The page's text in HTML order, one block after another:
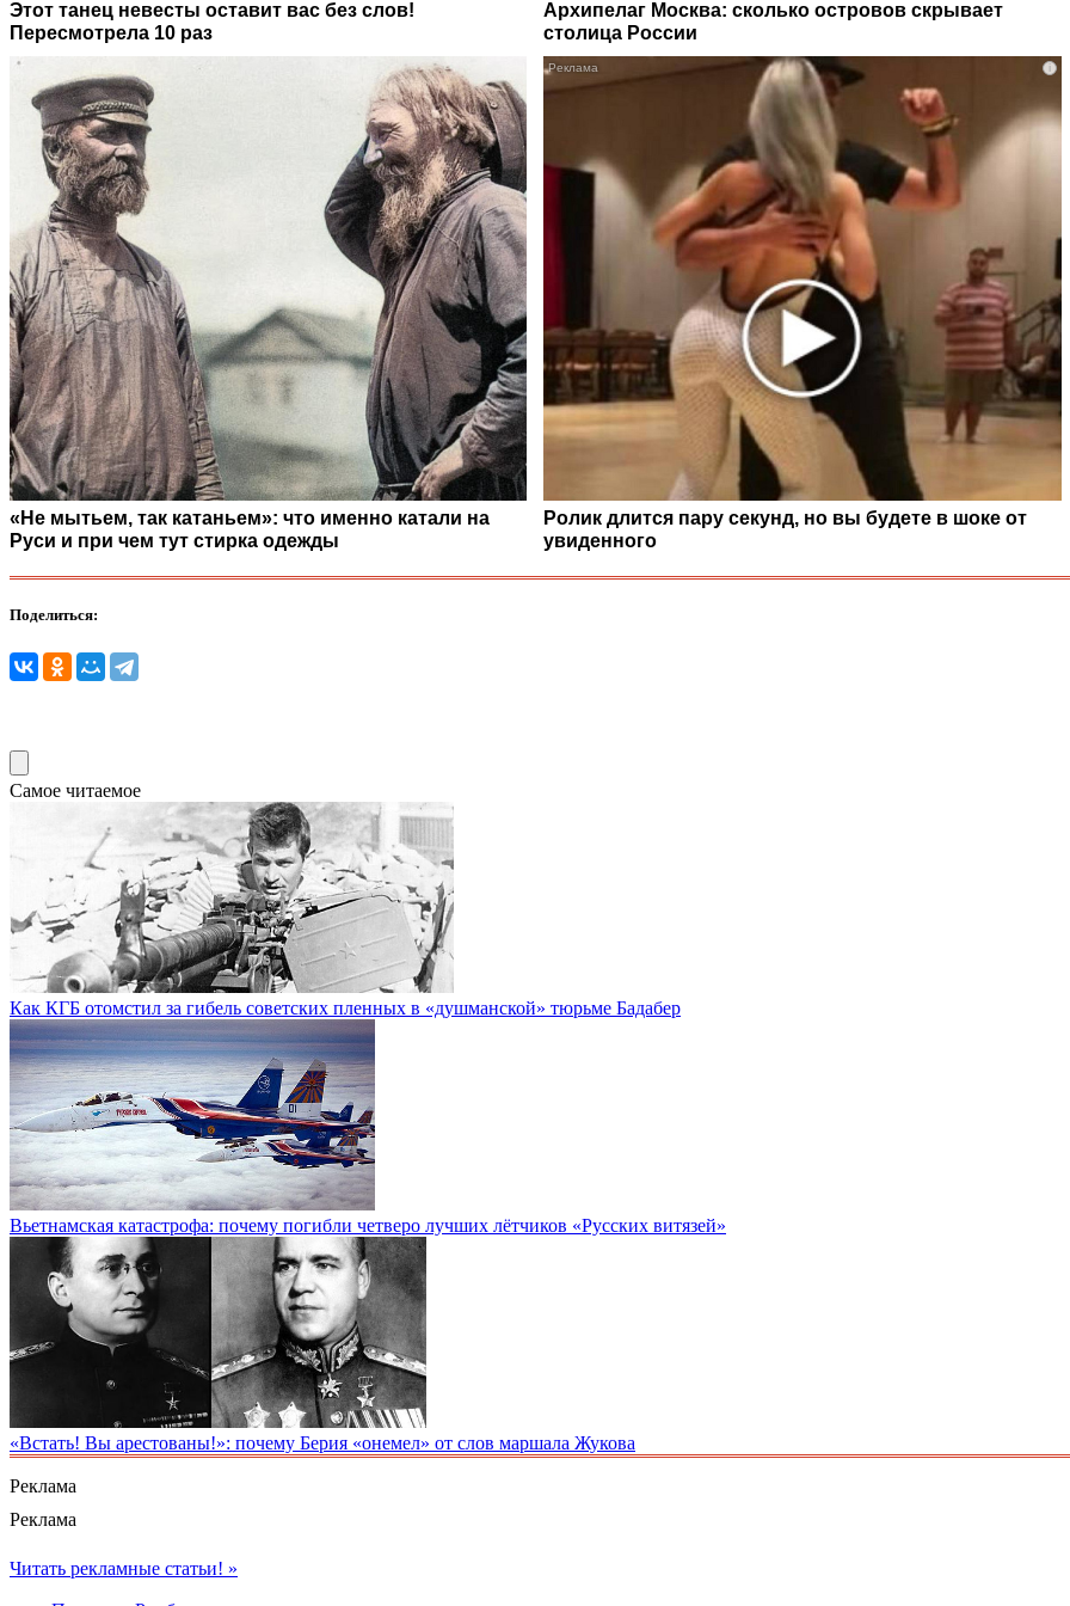
Этот танец невесты оставит вас без слов!
Пересмотрела 10 раз
Архипелаг Москва: сколько островов скрывает
столица России
«Не мытьем, так катаньем»: что именно катали на
Руси и при чем тут стирка одежды
i
Ролик длится пару секунд, но вы будете в шоке от
увиденного
Поделиться:
Самое читаемое
Как КГБ отомстил за гибель советских пленных в «душманской» тюрьме Бадабер
Вьетнамская катастрофа: почему погибли четверо лучших лётчиков «Русских витязей»
«Встать! Вы арестованы!»: почему Берия «онемел» от слов маршала Жукова
Реклама
Реклама
Читать рекламные статьи! »